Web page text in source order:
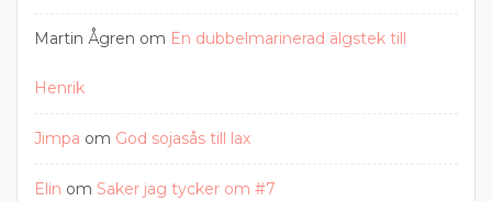
Martin Ågren om En dubbelmarinerad älgstek till
Henrik
Jimpa om God sojasås till lax
Elin om Saker jag tycker om #7